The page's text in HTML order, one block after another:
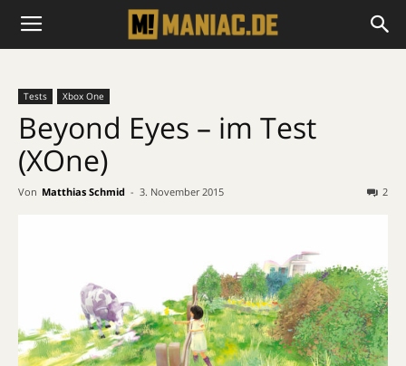
Tests Xbox One
Beyond Eyes – im Test
(XOne)
Von Matthias Schmid - 3. November 2015 2